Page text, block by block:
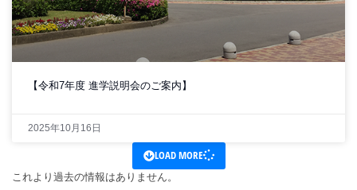
【令和7年度 進学説明会のご案内】
2025年10月16日
LOAD MORE
これより過去の情報はありません。